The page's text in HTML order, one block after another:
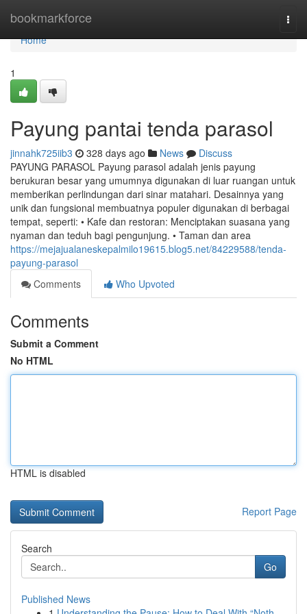
bookmarkforce
Home
Home
1
Payung pantai tenda parasol
jinnahk725iib3 328 days ago News
Discuss
PAYUNG PARASOL Payung parasol adalah jenis payung
berukuran besar yang umumnya digunakan di luar ruangan untuk
memberikan perlindungan dari sinar matahari. Desainnya yang
unik dan fungsional membuatnya populer digunakan di berbagai
tempat, seperti: • Kafe dan restoran: Menciptakan suasana yang
nyaman dan teduh bagi pengunjung. • Taman dan area
https://mejajualaneskepalmilo19615.blog5.net/84229588/tenda-
payung-parasol
Comments
Who Upvoted
Comments
Submit a Comment
No HTML
HTML is disabled
Report Page
Search
Go
Published News